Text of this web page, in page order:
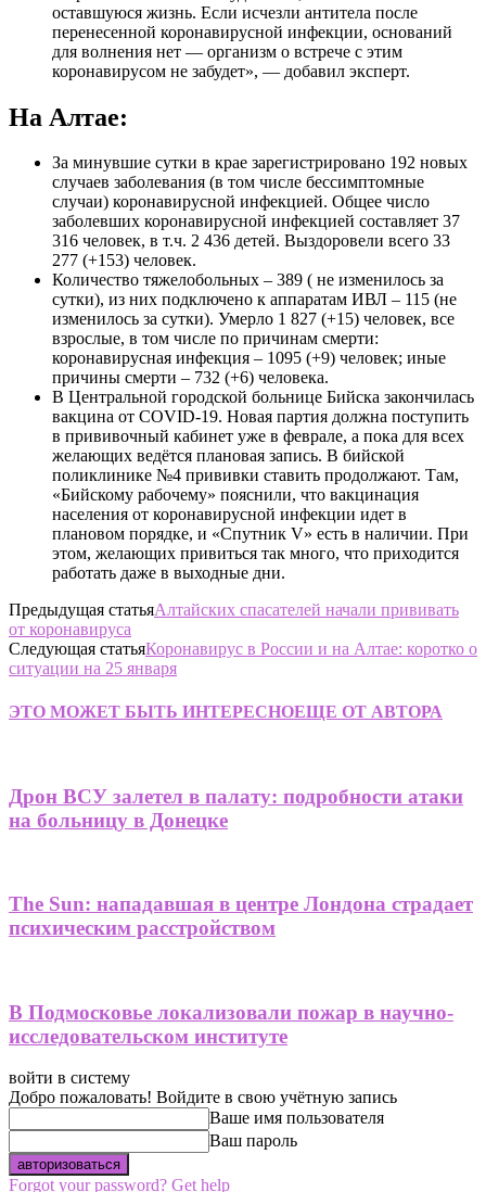
оставшуюся жизнь. Если исчезли антитела после
перенесенной коронавирусной инфекции, оснований
для волнения нет — организм о встрече с этим
коронавирусом не забудет», — добавил эксперт.
На Алтае:
За минувшие сутки в крае зарегистрировано 192 новых
случаев заболевания (в том числе бессимптомные
случаи) коронавирусной инфекцией. Общее число
заболевших коронавирусной инфекцией составляет 37
316 человек, в т.ч. 2 436 детей. Выздоровели всего 33
277 (+153) человек.
Количество тяжелобольных – 389 ( не изменилось за
сутки), из них подключено к аппаратам ИВЛ – 115 (не
изменилось за сутки). Умерло 1 827 (+15) человек, все
взрослые, в том числе по причинам смерти:
коронавирусная инфекция – 1095 (+9) человек; иные
причины смерти – 732 (+6) человека.
В Центральной городской больнице Бийска закончилась
вакцина от COVID-19. Новая партия должна поступить
в прививочный кабинет уже в феврале, а пока для всех
желающих ведётся плановая запись. В бийской
поликлинике №4 прививки ставить продолжают. Там,
«Бийскому рабочему» пояснили, что вакцинация
населения от коронавирусной инфекции идет в
плановом порядке, и «Спутник V» есть в наличии. При
этом, желающих привиться так много, что приходится
работать даже в выходные дни.
Предыдущая статьяАлтайских спасателей начали прививать
от коронавируса
Следующая статьяКоронавирус в России и на Алтае: коротко о
ситуации на 25 января
ЭТО МОЖЕТ БЫТЬ ИНТЕРЕСНОЕЩЕ ОТ АВТОРА
Дрон ВСУ залетел в палату: подробности атаки
на больницу в Донецке
The Sun: нападавшая в центре Лондона страдает
психическим расстройством
В Подмосковье локализовали пожар в научно-
исследовательском институте
войти в систему
Добро пожаловать! Войдите в свою учётную запись
Ваше имя пользователя
Ваш пароль
Forgot your password? Get help